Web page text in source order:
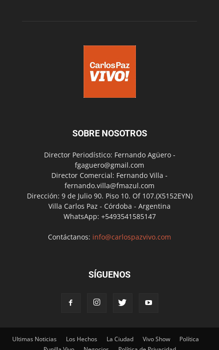
SOBRE NOSOTROS
Director Periodístico: Fernando Agüero -
fgaguero@gmail.com
Director Comercial: Fernando Villa -
fernando.villa@fmazul.com
Dirección: 9 de Julio 90. Piso 10. Of 107.(X5152EYN)
Villa Carlos Paz - Córdoba - Argentina
WhatsApp: +5493541585147
Contáctanos: info@carlospazvivo.com
SÍGUENOS
Ultimas Noticias Los Hechos La Ciudad Vivo Show
Política